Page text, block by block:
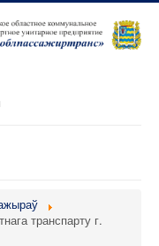
транспарту г.